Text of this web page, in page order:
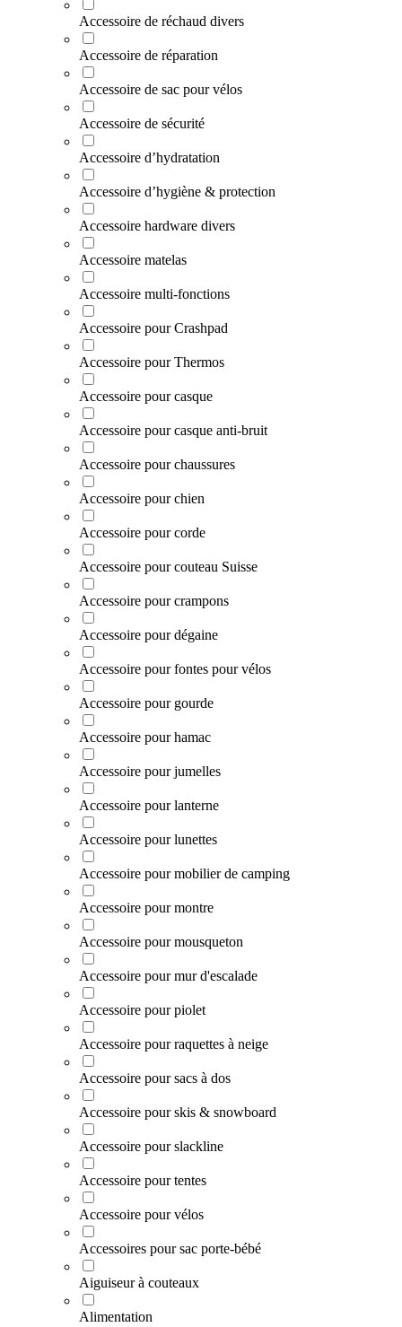
Accessoire de réchaud divers
Accessoire de réparation
Accessoire de sac pour vélos
Accessoire de sécurité
Accessoire d’hydratation
Accessoire d’hygiène & protection
Accessoire hardware divers
Accessoire matelas
Accessoire multi-fonctions
Accessoire pour Crashpad
Accessoire pour Thermos
Accessoire pour casque
Accessoire pour casque anti-bruit
Accessoire pour chaussures
Accessoire pour chien
Accessoire pour corde
Accessoire pour couteau Suisse
Accessoire pour crampons
Accessoire pour dégaine
Accessoire pour fontes pour vélos
Accessoire pour gourde
Accessoire pour hamac
Accessoire pour jumelles
Accessoire pour lanterne
Accessoire pour lunettes
Accessoire pour mobilier de camping
Accessoire pour montre
Accessoire pour mousqueton
Accessoire pour mur d'escalade
Accessoire pour piolet
Accessoire pour raquettes à neige
Accessoire pour sacs à dos
Accessoire pour skis & snowboard
Accessoire pour slackline
Accessoire pour tentes
Accessoire pour vélos
Accessoires pour sac porte-bébé
Aiguiseur à couteaux
Alimentation